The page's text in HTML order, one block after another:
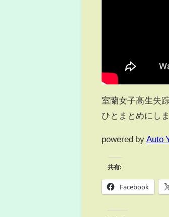
室蘭女子高生失
ひとまとめにしま
powered by Auto
共有:
Facebook